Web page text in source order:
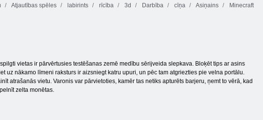
Atjautības spēles labirints rīcība 3d Darbība cīņa Asiņains
Minecraft
vietas ir pārvērtusies testēšanas zemē medību sērijveida slepkava. Bloķēt tips ar asins
nākamo līmeni raksturs ir aizsniegt katru upuri, un pēc tam atgriezties pie velna portālu.
atrašanās vietu. Varonis var pārvietoties, kamēr tas netiks apturēts barjeru, ņemt to vērā, kad
zelta monētas.